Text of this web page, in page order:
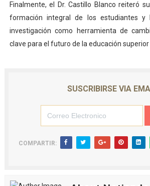
Finalmente, el Dr. Castillo Blanco reiteró
formación integral de los estudiantes y
investigación como herramienta de
clave para el futuro de la educación
SUSCRIBIRSE VIA
COMPARTIR: